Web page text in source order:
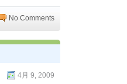
No Comments
4月 9, 2009